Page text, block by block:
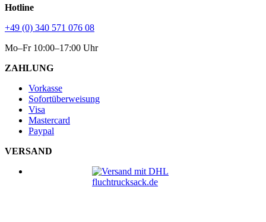
Hotline
+49 (0) 340 571 076 08
Mo–Fr 10:00–17:00 Uhr
ZAHLUNG
Vorkasse
Sofortüberweisung
Visa
Mastercard
Paypal
VERSAND